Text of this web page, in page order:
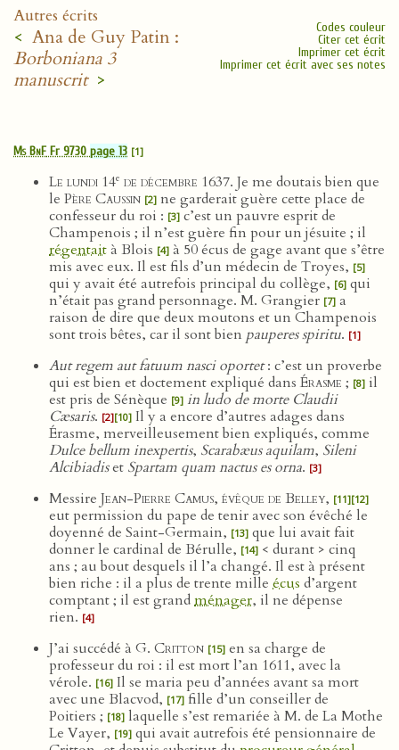
Autres écrits
< Ana de Guy Patin :
Borboniana 3
manuscrit >
Codes couleur
Citer cet écrit
Imprimer cet écrit
Imprimer cet écrit avec ses notes
Ms BnF Fr 9730 page 13 [1]
Le lundi 14e de décembre 1637. Je me doutais bien que
le Père Caussin [2] ne garderait guère cette place de
confesseur du roi : [3] c’est un pauvre esprit de
Champenois ; il n’est guère fin pour un jésuite ; il
régentaità Blois [4] à 50écus de gage avant que s’être
mis avec eux. Il est fils d’un médecin de Troyes, [5]
qui y avait été autrefois principal du collège, [6] qui
n’était pas grand personnage. M. Grangier [7] a
raison de dire que deux moutons et un Champenois
sont trois bêtes, car il sont bien pauperes spiritu. [1]
Aut regem aut fatuum nasci oportet: c’est un proverbe
qui est bien et doctement expliqué dansÉrasme ; [8] il
est pris de Sénèque [9] in ludo de morte Claudii
Cæsaris. [2][10] Il y a encore d’autres adages dans
Érasme, merveilleusement bien expliqués, comme
Dulce bellum inexpertis, Scarabæus aquilam, Sileni
Alcibiadiset Spartam quam nactus es orna. [3]
Messire Jean-Pierre Camus, évêque de Belley, [11][12]
eut permission du pape de tenir avec son évêché le
doyenné de Saint-Germain, [13] que lui avait fait
donner le cardinal de Bérulle, [14] < durant > cinq
ans ; au bout desquels il l’a changé. Il est à présent
bien riche : il a plus de trente mille écus d’argent
comptant ; il est grandménager, il ne dépense
rien. [4]
J’ai succédé à G. Critton [15] en sa charge de
professeur du roi : il est mort l’an 1611, avec la
vérole. [16] Il se maria peu d’années avant sa mort
avec une Blacvod, [17] fille d’un conseiller de
Poitiers ; [18] laquelle s’est remariée à M. de La Mothe
Le Vayer, [19] qui avait autrefois été pensionnaire de